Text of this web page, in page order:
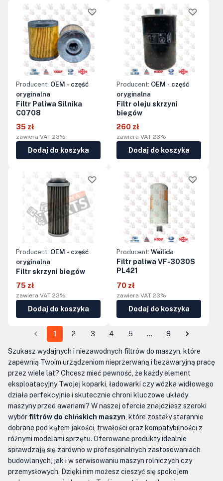
Producent: OEM - część
oryginalna
Filtr Paliwa Silnika
C0708
35 zł
zawiera VAT 23%
Dodaj do koszyka
Producent: OEM - część
oryginalna
Filtr oleju skrzyni
biegów
260 zł
zawiera VAT 23%
Dodaj do koszyka
Producent: OEM - część
oryginalna
Filtr skrzyni biegów
75 zł
zawiera VAT 23%
Dodaj do koszyka
Producent: Weilida
Filtr paliwa VF-3030S
PL421
70 zł
zawiera VAT 23%
Dodaj do koszyka
1 2 3 4 5 … 8
Szukasz wydajnych i niezawodnych filtrów do maszyn, które
zapewnią Twoim urządzeniom nieprzerwaną i bezawaryjną pracę
przez wiele lat? Chcesz mieć pewność, że każdy element
eksploatacyjny Twojej koparki, ładowarki czy wózka widłowego
działa perfekcyjnie i skutecznie chroni kluczowe układy
maszyny przed awariami? W naszej ofercie znajdziesz szeroki
wybór filtrów do chińskich maszyn , które zostały starannie
dobrane pod kątem jakości, trwałości oraz kompatybilności z
różnymi modelami sprzętu. Oferowane produkty idealnie
sprawdzają się zarówno w profesjonalnych zastosowaniach
budowlanych, jak i w serwisowaniu maszyn rolniczych czy
przemysłowych. Dzięki nim możesz cieszyć się spokojem